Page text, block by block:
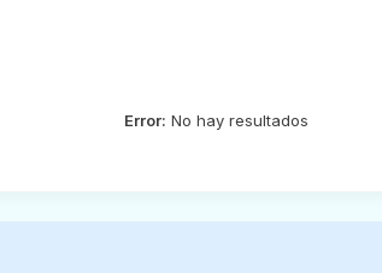
Error: No hay resultados